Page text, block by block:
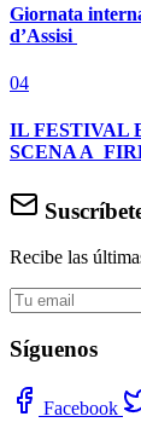
Giornata
d’Assisi
04
IL FESTIVAL
SCENA A
Recibe las
Síguenos
Facebook